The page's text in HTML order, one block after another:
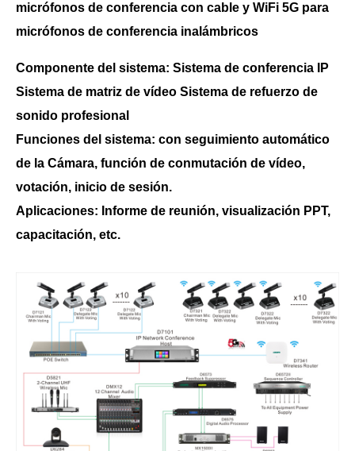
micrófonos de conferencia con cable y WiFi 5G para
micrófonos de conferencia inalámbricos
Componente del sistema: Sistema de conferencia IP
Sistema de matriz de vídeo Sistema de refuerzo de
sonido profesional
Funciones del sistema: con seguimiento automático
de la Cámara, función de conmutación de vídeo,
votación, inicio de sesión.
Aplicaciones: Informe de reunión, visualización PPT,
capacitación, etc.